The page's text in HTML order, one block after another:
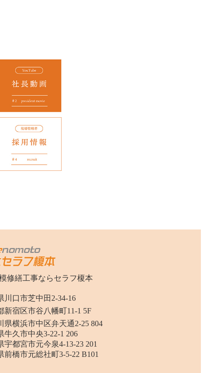
修繕工事ならセラフ榎本
川口市芝中田2-34-16
新宿区市谷八幡町11-1 5F
県横浜市中区弁天通2-25 804
牛久市中央3-22-1 206
宇都宮市元今泉4-13-23 201
前橋市元総社町3-5-22 B101